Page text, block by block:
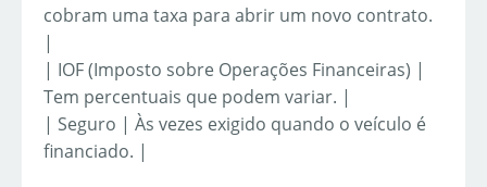
cobram uma taxa para abrir um novo contrato.
|
| IOF (Imposto sobre Operações Financeiras) |
Tem percentuais que podem variar. |
| Seguro | Às vezes exigido quando o veículo é
financiado. |